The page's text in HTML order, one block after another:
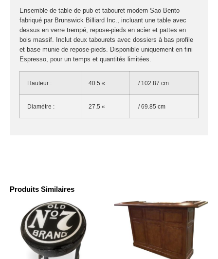
Ensemble de table de pub et tabouret modern Sao Bento
fabriqué par Brunswick Billiard Inc., incluant une table avec
dessus en verre trempé, repose-pieds en acier et pattes en
bois massif. Inclut deux tabourets avec dossiers à bas profile
et base munie de repose-pieds. Disponible uniquement en fini
Espresso, pour un temps et quantités limitées.
Hauteur : 40.5 « / 102.87 cm
Diamètre : 27.5 « / 69.85 cm
Produits Similaires